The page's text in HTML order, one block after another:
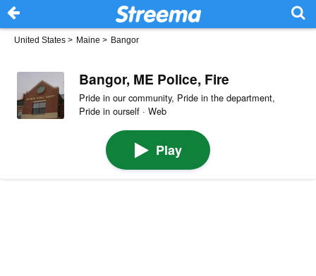
United States > Maine > Bangor
Bangor, ME Police, Fire
Pride in our community, Pride in the department,
Pride in ourself · Web
Play